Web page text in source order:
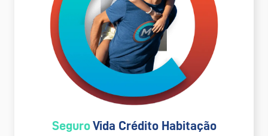
SeguroVida Crédito Habitação